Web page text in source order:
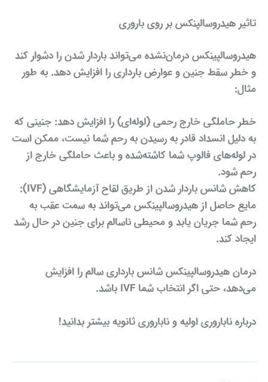
تاثیر هیدروسالپنکس بر روی بار‌وری
هیدروسالپینکس درمان‌نشده می‌تواند باردار شدن را دشوار کند
و خطر سقط جنین و عوارض بارداری را افزایش دهد. به طور
مثال:
خطر حاملگی خارج رحمی (لوله‌ای) را افزایش دهد: جنینی که
به دلیل انسداد قادر به رسیدن به رحم شما نیست، ممکن است
در لوله‌های فالوپ شما کاشته‌شده و باعث حاملگی خارج از
رحم شود.
کاهش شانس باردار شدن از طریق لقاح آزمایشگاهی (IVF):
مایع حاصل از هیدروسالپینکس می‌تواند به سمت عقب به
رحم شما جریان یابد و محیطی ناسالم برای جنین در حال رشد
ایجاد کند.
درمان هیدروسالپینکس شانس بارداری سالم را افزایش
می‌دهد، حتی اگر انتخاب شما IVF باشد.
درباره ناباروری اولیه و ناباروری ثانویه بیشتر بدانید!